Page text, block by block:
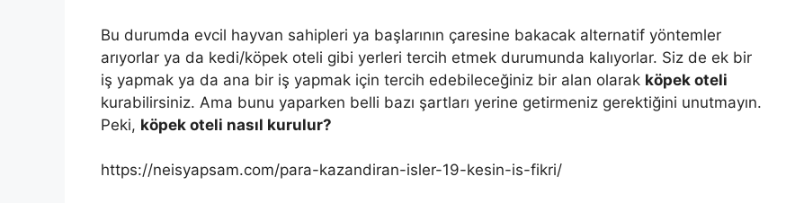
Bu durumda evcil hayvan sahipleri ya başlarının çaresine bakacak alternatif yöntemler
arıyorlar ya da kedi/köpek oteli gibi yerleri tercih etmek durumunda kalıyorlar. Siz de ek bir
iş yapmak ya da ana bir iş yapmak için tercih edebileceğiniz bir alan olarak köpek oteli
kurabilirsiniz. Ama bunu yaparken belli bazı şartları yerine getirmeniz gerektiğini unutmayın.
Peki, köpek oteli nasıl kurulur?
https://neisyapsam.com/para-kazandiran-isler-19-kesin-is-fikri/